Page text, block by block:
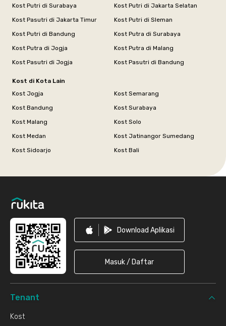
Kost Putri di Surabaya
Kost Putri di Jakarta Selatan
Kost Pasutri di Jakarta Timur
Kost Putri di Sleman
Kost Putri di Bandung
Kost Putra di Surabaya
Kost Putra di Jogja
Kost Putra di Malang
Kost Pasutri di Jogja
Kost Pasutri di Bandung
Kost di Kota Lain
Kost Jogja
Kost Semarang
Kost Bandung
Kost Surabaya
Kost Malang
Kost Solo
Kost Medan
Kost Jatinangor Sumedang
Kost Sidoarjo
Kost Bali
Download Aplikasi
Masuk / Daftar
Tenant
Kost